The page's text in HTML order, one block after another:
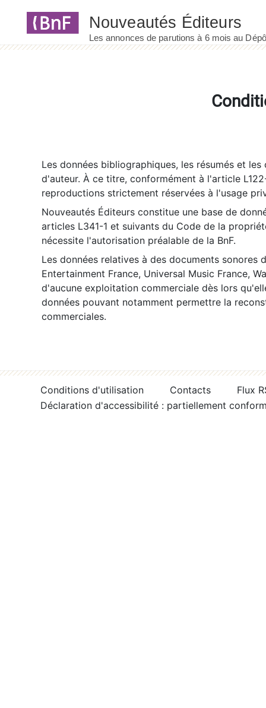
Les données bibliographiques, les résumés et
d'auteur. À ce titre, conformément à l'article
reproductions strictement réservées à l'usage
Nouveautés Éditeurs constitue une base de
articles L341-1 et suivants du Code de la
nécessite l'autorisation préalable de la BnF.
Les données relatives à des documents sonores
Entertainment France, Universal Music France,
d'aucune exploitation commerciale dès lors
données pouvant notamment permettre la
commerciales.
Conditions d'utilisation Contacts
Flux
Déclaration d'accessibilité : partiellement